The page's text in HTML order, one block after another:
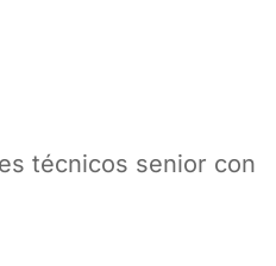
técnicos senior con